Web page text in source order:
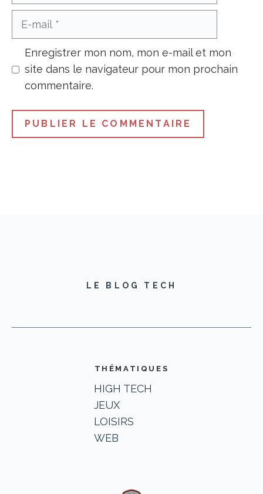
Enregistrer mon nom, mon e-mail et mon
site dans le navigateur pour mon prochain
commentaire.
LE BLOG TECH
THÉMATIQUES
HIGH TECH
JEUX
LOISIRS
WEB